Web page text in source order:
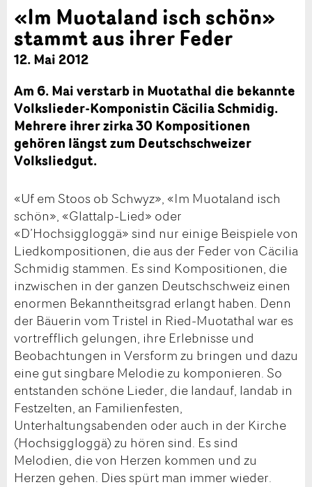
«Im Muotaland isch schön»
stammt aus ihrer Feder
12. Mai 2012
Am 6. Mai verstarb in Muotathal die bekannte
Volkslieder-Komponistin Cäcilia Schmidig.
Mehrere ihrer zirka 30 Kompositionen
gehören längst zum Deutschschweizer
Volksliedgut.
«Uf em Stoos ob Schwyz», «Im Muotaland isch
schön», «Glattalp-Lied» oder
«D’Hochsiggloggä» sind nur einige Beispiele von
Liedkompositionen, die aus der Feder von Cäcilia
Schmidig stammen. Es sind Kompositionen, die
inzwischen in der ganzen Deutschschweiz einen
enormen Bekanntheitsgrad erlangt haben. Denn
der Bäuerin vom Tristel in Ried-Muotathal war es
vortrefflich gelungen, ihre Erlebnisse und
Beobachtungen in Versform zu bringen und dazu
eine gut singbare Melodie zu komponieren. So
entstanden schöne Lieder, die landauf, landab in
Festzelten, an Familienfesten,
Unterhaltungsabenden oder auch in der Kirche
(Hochsiggloggä) zu hören sind. Es sind
Melodien, die von Herzen kommen und zu
Herzen gehen. Dies spürt man immer wieder.